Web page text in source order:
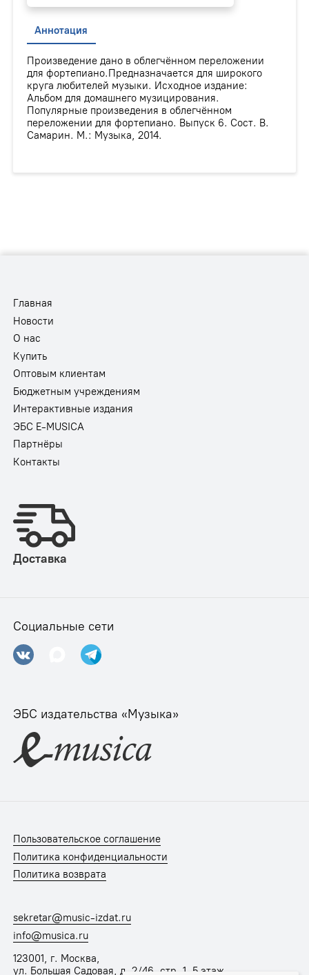
Аннотация
Произведение дано в облегчённом переложении
для фортепиано.Предназначается для широкого
круга любителей музыки. Исходное издание:
Альбом для домашнего музицирования.
Популярные произведения в облегчённом
переложении для фортепиано. Выпуск 6. Сост. В.
Самарин. М.: Музыка, 2014.
Главная
Новости
О нас
Купить
Оптовым клиентам
Бюджетным учреждениям
Интерактивные издания
ЭБС E-MUSICA
Партнёры
Контакты
Доставка
Социальные сети
ЭБС издательства «Музыка»
Пользовательское соглашение
Политика конфиденциальности
Политика возврата
sekretar@music-izdat.ru
info@musica.ru
123001, г. Москва,
ул. Большая Садовая, д. 2/46, стр. 1, 5 этаж